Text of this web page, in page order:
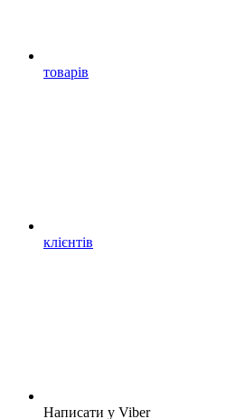
товарів
клієнтів
Написати у Viber